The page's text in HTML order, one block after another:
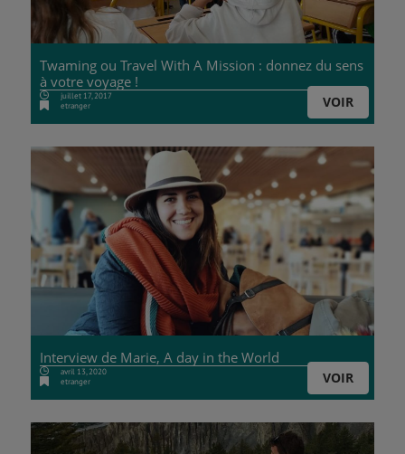
Twaming ou Travel With A Mission : donnez du sens
à votre voyage !
VOIR
juillet 17, 2017
etranger
Interview de Marie, A day in the World
VOIR
avril 13, 2020
etranger